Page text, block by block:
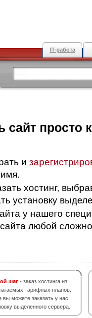
IT-работа
сайт просто
и
хостинг,
установку
у нашего
любой
шаг - заказ хостинга из
тарифных планов.
вы можете заказать у нас
выделенного сервера.